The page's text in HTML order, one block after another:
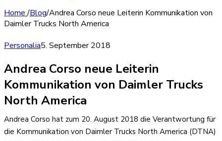
Home/Blog/Andrea Corso neue Leiterin Kommunikation von
Daimler Trucks North America
Personalia5. September 2018
Andrea Corso neue Leiterin
Kommunikation von Daimler Trucks
North America
Andrea Corso hat zum 20. August 2018 die Verantwortung für
die Kommunikation von Daimler Trucks North America (DTNA)